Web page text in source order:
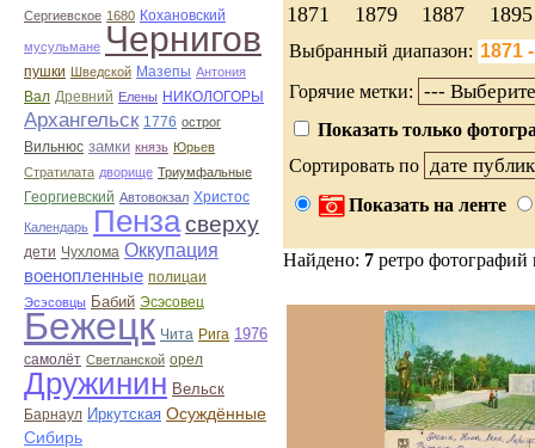
Сергиевское 1680 Кохановский
мусульмане Чернигов
пушки Шведской Мазепы Антония
Вал Древний Елены НИКОЛОГОРЫ
Архангельск 1776 острог
Вильнюс замки князь Юрьев
Стратилата дворище Триумфальные
Георгиевский Автовокзал Христос
Календарь Пензасверху
дети Чухлома Оккупация
военопленные полицаи
Эсэсовцы Бабий Эсэсовец
Бежецк Чита Рига 1976
самолёт Светланской орел
Дружинин Вельск
Барнаул Иркутская Осуждённые
Сибирь
1871 1879 1887 1895
Выбранный диапазон:
Горячие метки:
Показать только
Сортировать по
Показать на ленте
Найдено: 7 ретро